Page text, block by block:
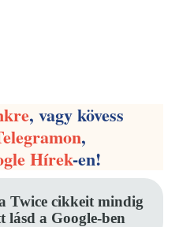
, vagy kövess
,
Hírek-en!
Twice cikkeit mindig
lásd a Google-ben